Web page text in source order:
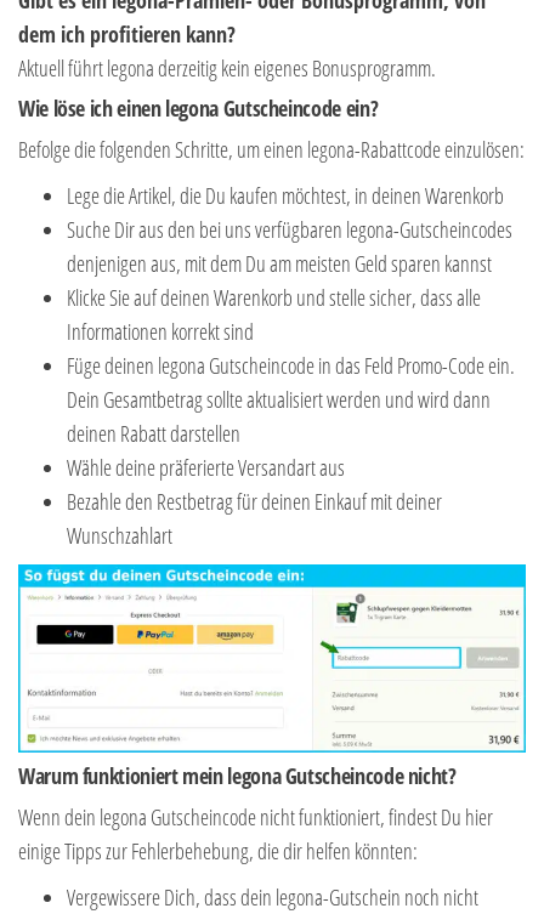
dem ich profitieren kann?
Aktuell führt legona derzeitig kein eigenes Bonusprogramm.
Wie löse ich einen legona Gutscheincode ein?
Befolge die folgenden Schritte, um einen legona-Rabattcode einzulösen:
Lege die Artikel, die Du kaufen möchtest, in deinen Warenkorb
Suche Dir aus den bei uns verfügbaren legona-Gutscheincodes
denjenigen aus, mit dem Du am meisten Geld sparen kannst
Klicke Sie auf deinen Warenkorb und stelle sicher, dass alle
Informationen korrekt sind
Füge deinen legona Gutscheincode in das Feld Promo-Code ein.
Dein Gesamtbetrag sollte aktualisiert werden und wird dann
deinen Rabatt darstellen
Wähle deine präferierte Versandart aus
Bezahle den Restbetrag für deinen Einkauf mit deiner
Wunschzahlart
Warum funktioniert mein legona Gutscheincode nicht?
Wenn dein legona Gutscheincode nicht funktioniert, findest Du hier
einige Tipps zur Fehlerbehebung, die dir helfen könnten:
Vergewissere Dich, dass dein legona-Gutschein noch nicht